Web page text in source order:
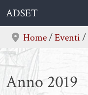
Skip
content
ADSET
Home/Eventi/
Anno 2019